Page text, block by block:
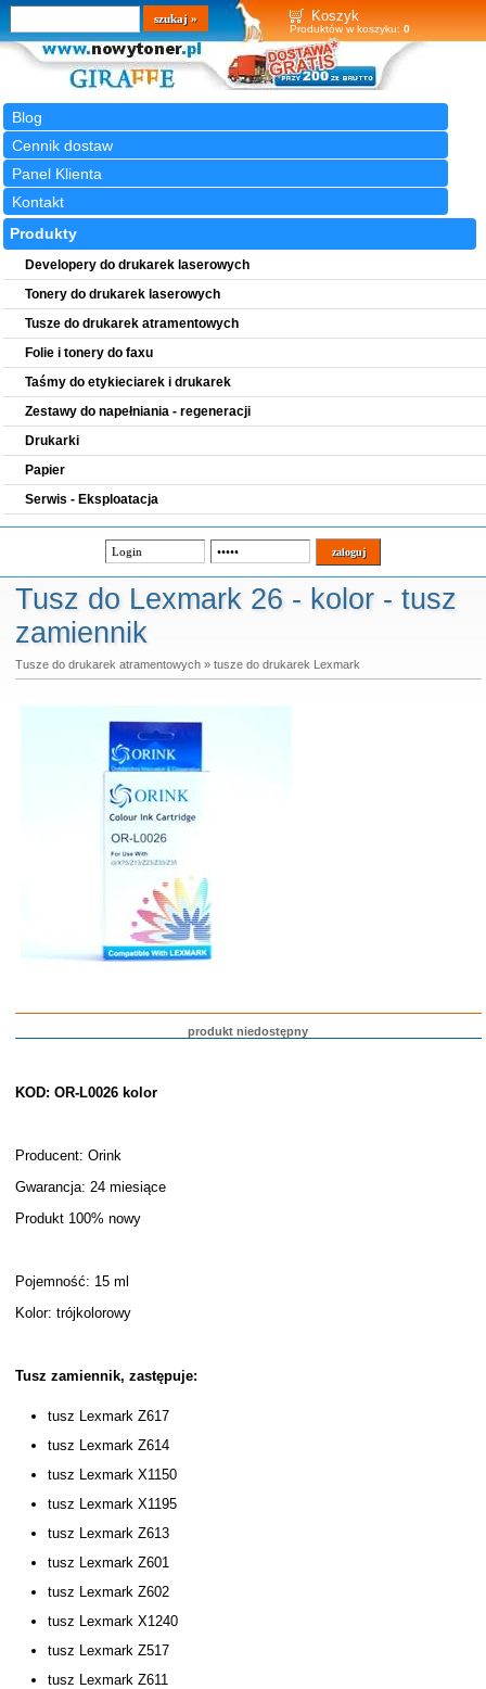
Koszyk
Produktów w koszyku: 0
Blog
Cennik dostaw
Panel Klienta
Kontakt
Wyszukiwarka
szukaj
Produkty
Developery do drukarek laserowych
Tonery do drukarek laserowych
Tusze do drukarek atramentowych
Folie i tonery do faxu
Taśmy do etykieciarek i drukarek
Zestawy do napełniania - regeneracji
Drukarki
Papier
Serwis - Eksploatacja
Tusz do Lexmark 26 - kolor - tusz
zamiennik
Tusze do drukarek atramentowych» tusze do drukarek Lexmark
produkt niedostępny
KOD: OR-L0026 kolor
Producent: Orink
Gwarancja: 24 miesiące
Produkt 100% nowy
Pojemność: 15 ml
Kolor: trójkolorowy
Tusz zamiennik, zastępuje:
tusz Lexmark Z617
tusz Lexmark Z614
tusz Lexmark X1150
tusz Lexmark X1195
tusz Lexmark Z613
tusz Lexmark Z601
tusz Lexmark Z602
tusz Lexmark X1240
tusz Lexmark Z517
tusz Lexmark Z611